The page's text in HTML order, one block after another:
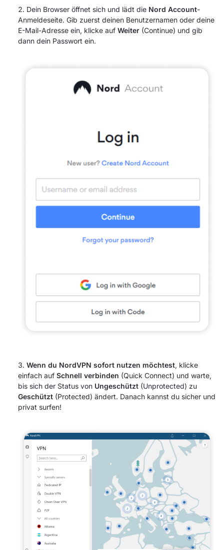
Dein Browser öffnet sich und lädt die Nord Account-
Anmeldeseite. Gib zuerst deinen Benutzernamen oder deine
E-Mail-Adresse ein, klicke auf Weiter (Continue) und gib
dann dein Passwort ein.
Wenn du NordVPN sofort nutzen möchtest, klicke
einfach auf Schnell verbinden (Quick Connect) und warte,
bis sich der Status von Ungeschützt (Unprotected) zu
Geschützt (Protected) ändert. Danach kannst du sicher und
privat surfen!